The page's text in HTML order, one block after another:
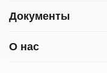
Документы
О нас